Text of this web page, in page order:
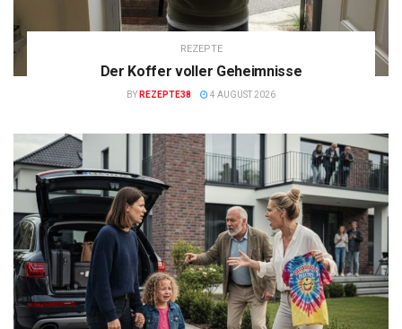
REZEPTE
Der Koffer voller Geheimnisse
BY REZEPTE38 4 AUGUST 2026